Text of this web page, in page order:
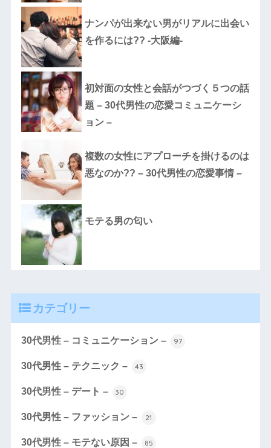
ナンパが出来ない男がリアルに出会い
を作るには?? -大阪編-
初対面の女性と会話がつづく５つの話
題 – 30代男性の恋愛コミュニケーシ
ョン –
複数の女性にアプローチを掛けるのは
悪なのか?? – 30代男性の恋愛事情 –
モテる男の匂い
カテゴリー
30代男性 – コミュニケーション – 97
30代男性 – テクニック – 43
30代男性 – デート – 30
30代男性 – ファッション – 21
30代男性 – モテない原因 – 85